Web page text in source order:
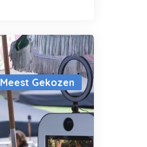
Meest Gekozen